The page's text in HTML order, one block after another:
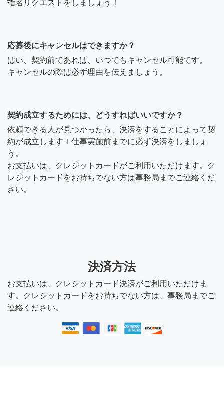
指名リクエストをしましょう！
応募後にキャンセルはできますか？
はい、契約前であれば、いつでもキャンセル可能です。
キャンセルの際は必ず理由を伝えましょう。
契約成立するためには、どうすればいいですか？
依頼できる人が見つかったら、決済をすることによって契
約が成立します！仕事実施前までに必ず決済をしましょ
う。
お支払いは、クレジットカードがご利用いただけます。ク
レジットカードをお持ちでない方は事務局までご連絡くだ
さい。
決済方法
お支払いは、クレジットカード決済がご利用いただけま
す。クレジットカードをお持ちでない方は、事務局までご
連絡ください。